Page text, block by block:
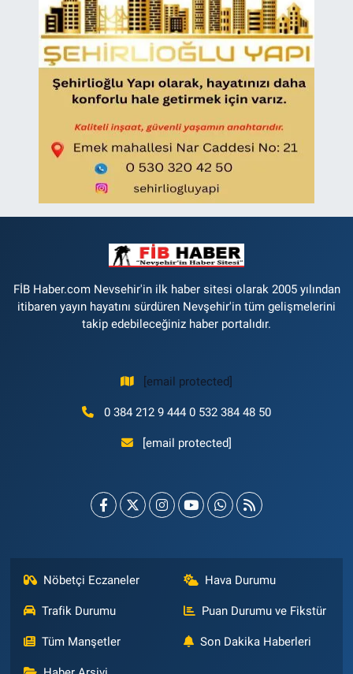
FİB Haber.com Nevsehir'in ilk haber sitesi olarak 2005 yılından
itibaren yayın hayatını sürdüren Nevşehir'in tüm gelişmelerini
takip edebileceğiniz haber portalıdır.
[email protected]
0 384 212 9 444 0 532 384 48 50
[email protected]
Nöbetçi Eczaneler Hava Durumu
Trafik Durumu Puan Durumu ve Fikstür
Tüm Manşetler Son Dakika Haberleri